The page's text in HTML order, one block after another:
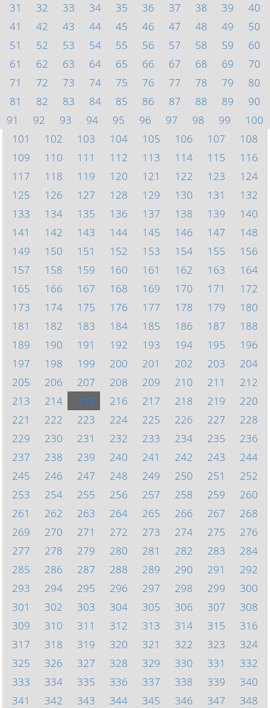
31
32 33 34 35 36 37 38 39
40
41
42 43 44 45 46 47 48 49
50
51
52 53 54 55 56 57 58 59
60
61
62 63 64 65 66 67 68 69
70
71
72 73 74 75 76 77 78 79
80
81
82 83 84 85 86 87 88 89
90
91
92 93 94 95 96 97 98 99
100
101
102 103 104 105 106 107
108
109
110 111 112 113 114 115
116
117
118 119 120 121 122 123
124
125
126 127 128 129 130 131
132
133
134 135 136 137 138 139
140
141
142 143 144 145 146 147
148
149
150 151 152 153 154 155
156
157
158 159 160 161 162 163
164
165
166 167 168 169 170 171
172
173
174 175 176 177 178 179
180
181
182 183 184 185 186 187
188
189
190 191 192 193 194 195
196
197
198 199 200 201 202 203
204
205
206 207 208 209 210 211
212
213
214 215 216 217 218 219
220
221
222 223 224 225 226 227
228
229
230 231 232 233 234 235
236
237
238 239 240 241 242 243
244
245
246 247 248 249 250 251
252
253
254 255 256 257 258 259
260
261
262 263 264 265 266 267
268
269
270 271 272 273 274 275
276
277
278 279 280 281 282 283
284
285
286 287 288 289 290 291
292
293
294 295 296 297 298 299
300
301
302 303 304 305 306 307
308
309
310 311 312 313 314 315
316
317
318 319 320 321 322 323
324
325
326 327 328 329 330 331
332
333
334 335 336 337 338 339
340
341
342 343 344 345 346 347 348